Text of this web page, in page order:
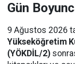
Gün
9 Ağustos 2026
Yükseköğretim
(YÖKDİL/2)